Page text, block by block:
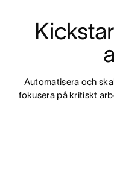
Automatisera och
fokusera på kritiskt